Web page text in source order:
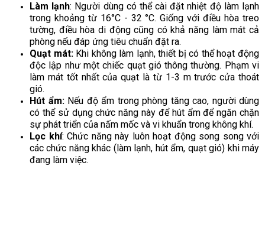
Làm lạnh: Người dùng có thể cài đặt nhiệt độ làm lạnh
trong khoảng từ 16°C - 32 °C. Giống với điều hòa treo
tường, điều hòa di động cũng có khả năng làm mát cả
phòng nếu đáp ứng tiêu chuẩn đặt ra.
Quạt mát:Khi không làm lạnh, thiết bị có thể hoạt động
độc lập như một chiếc quạt gió thông thường. Phạm vi
làm mát tốt nhất của quạt là từ 1-3 m trước cửa thoát
gió.
Hút ẩm:Nếu độ ẩm trong phòng tăng cao, người dùng
có thể sử dụng chức năng này để hút ẩm để ngăn chặn
sự phát triển của nấm mốc và vi khuẩn trong không khí.
Lọc khí: Chức năng này luôn hoạt động song song với
các chức năng khác (làm lạnh, hút ẩm, quạt gió) khi máy
đang làm việc.